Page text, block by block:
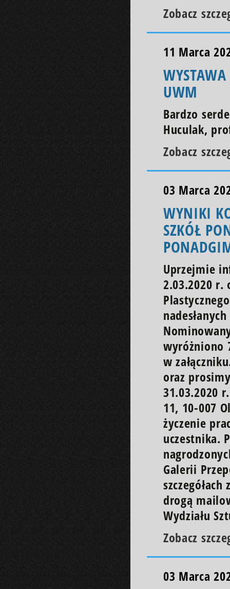
Zobacz
11 Marca
UWM
Bardzo
Huculak,
Zobacz
03 Marca
WYNIKI
SZKÓŁ
Uprzejmie
2.03.2020 r.
wyróżniono
w
oraz
31.03.2020
11, 10-007
życzenie
uczestnika.
Galerii
drogą
Wydziału
Zobacz
03 Marca